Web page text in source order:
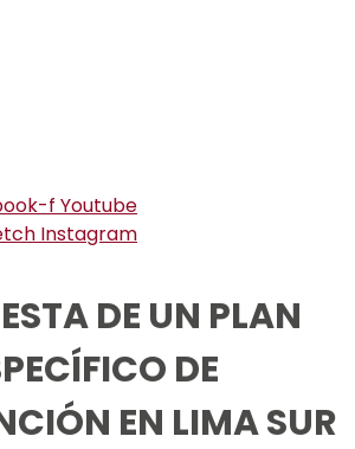
f Youtube
Instagram
DE UN PLAN
DE
EN LIMA SUR